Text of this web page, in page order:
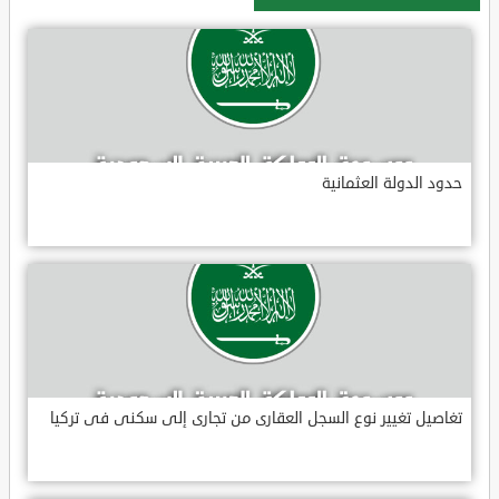
حدود الدولة العثمانية
تغاصيل تغيير نوع السجل العقارى من تجارى إلى سكنى فى تركيا